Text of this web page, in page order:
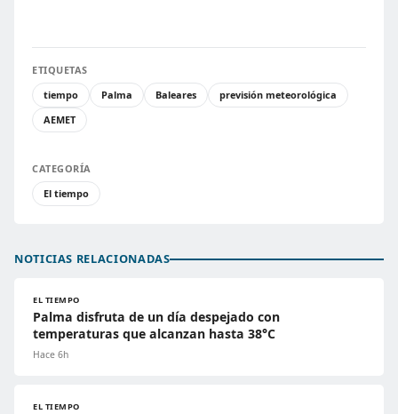
ETIQUETAS
tiempo
Palma Baleares
previsión meteorológica
AEMET
CATEGORÍA
El tiempo
NOTICIAS RELACIONADAS
EL TIEMPO
Palma disfruta de un día despejado con
temperaturas que alcanzan hasta 38°C
Hace 6h
EL TIEMPO